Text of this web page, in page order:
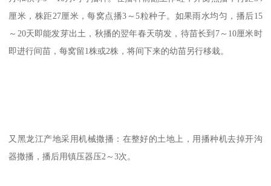
厘米，株距27厘米，每窝点播3～5粒种子。如果雨水均匀，播后15
～20天即能发芽出土，秋播的翌年春天萌发，待苗长到7～10厘米时
即进行间苗，每窝留1株或2株，将间下来的幼苗另行移栽。
又黑龙江产地采用机械撒播：在整好的土地上，用播种机去掉开沟
器撒播，播后用镇压器压2～3次。